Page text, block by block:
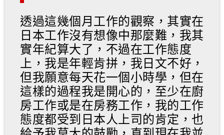
透過這幾個月工作的觀察，其實在
日本工作沒有想像中那麼難，我其
實年紀算大了，不過在工作態度
上，我是年輕肯拼，我日文不好，
但我願意每天花一個小時學，但在
這樣的過程我是開心的，至少在廚
房工作或是在房務工作，我的工作
態度都受到日本人上司的肯定，也